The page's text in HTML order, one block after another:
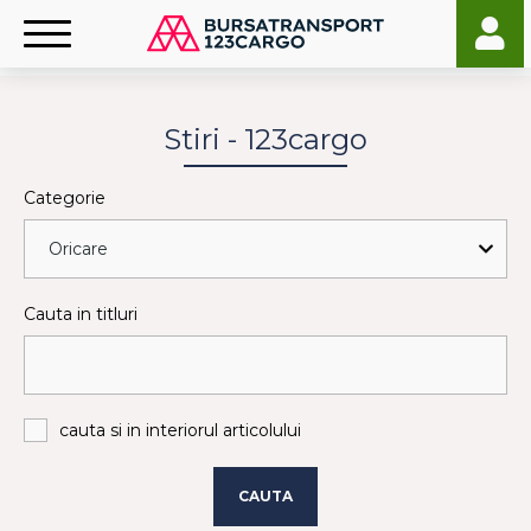
Stiri - 123cargo
Categorie
Cauta in titluri
cauta si in interiorul articolului
CAUTA